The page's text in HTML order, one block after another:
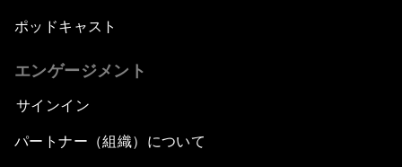
ポッドキャスト
エンゲージメント
サインイン
パートナー（組織）について